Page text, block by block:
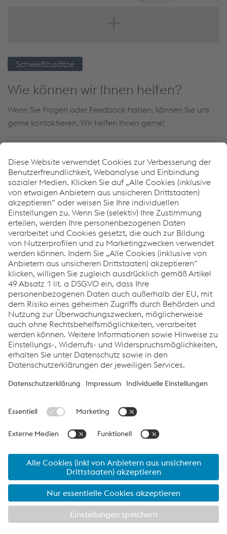
Schweißzusätze
Wie können wir Ihnen helfen?
Wenn Sie Fragen oder Feedback haben, können Sie uns
gerne kontaktieren. Wir helfen Ihnen gerne!
Vice President Global Industry Key Account Management
E-Mail senden
Links
Full Welding Solutions
weldTECH Application Services
Welding Software Solutions
Erfolgsgeschichten
News
Links
Support & Service
Karriere
Allgemeine Geschäftsbedingungen
Verhaltenskodex
Datenschutz
Cookie-Einstellungen
Sprache
© 2026 voestalpine Böhler Welding Group GmbH